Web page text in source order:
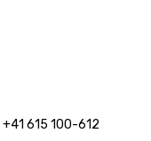
+41 615 100-612